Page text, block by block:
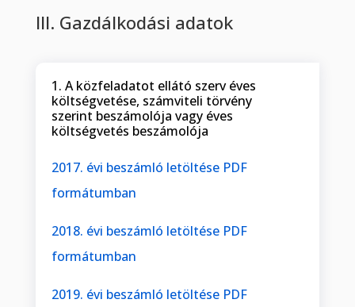
III. Gazdálkodási adatok
1. A közfeladatot ellátó szerv éves
költségvetése, számviteli törvény
szerint beszámolója vagy éves
költségvetés beszámolója
2017. évi beszámló letöltése PDF
formátumban
2018. évi beszámló letöltése PDF
formátumban
2019. évi beszámló letöltése PDF